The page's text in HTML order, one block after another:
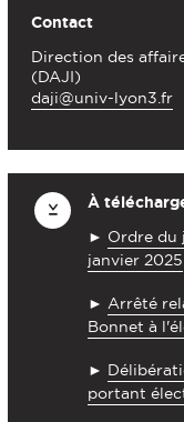
Contact
Direction des
(DAJI)
daji@univ-lyon3.fr
À
► Ordre du
janvier 2025
► Arrêté
Bonnet à
►
portant